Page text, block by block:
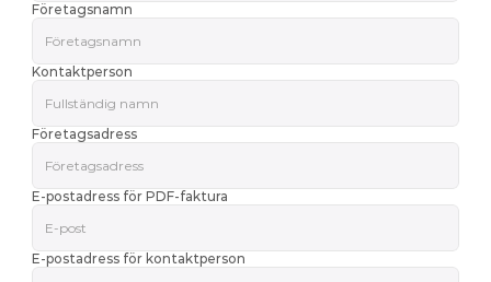
Företagsnamn
Kontaktperson
Företagsadress
E-postadress för PDF-faktura
E-postadress för kontaktperson